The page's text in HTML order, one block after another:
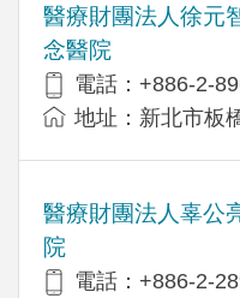
醫療財團法人徐元
念醫院
電話：+886-2-
地址：新北市板
醫療財團法人辜公
院
電話：+886-2-